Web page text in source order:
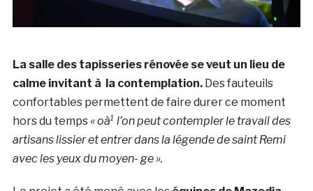
La salle des tapisseries rénovée se veut un lieu de
calme invitant à la contemplation.Des fauteuils
confortables permettent de faire durer ce moment
hors du temps« oà¹ l’on peut contempler le travail des
artisans lissier et entrer dans la légende de saint Remi
avec les yeux du moyen- ge ».